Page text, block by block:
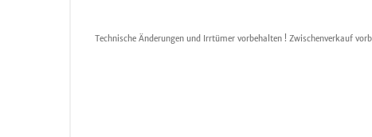
Technische Änderungen und Irrtümer vorbehalten ! Zwischenverkauf